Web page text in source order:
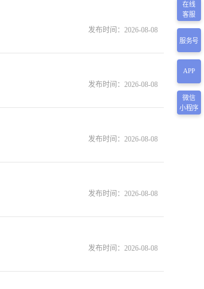
发布时间： 2026-08-08
发布时间： 2026-08-08
发布时间： 2026-08-08
发布时间： 2026-08-08
发布时间： 2026-08-08
在线
客服
服务号
APP
微信
小程序